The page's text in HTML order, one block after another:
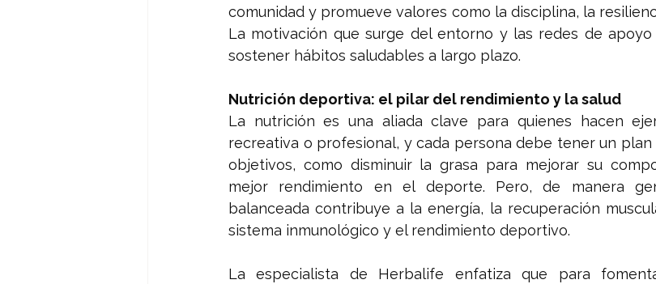
comunidad y promueve valores como la disciplina, la
La motivación que surge del entorno y las redes de
sostener hábitos saludables a largo plazo.
Nutrición deportiva: el pilar del rendimiento y la salud
La nutrición es una aliada clave para quienes hacen
recreativa o profesional, y cada persona debe tener un plan
objetivos, como disminuir la grasa para mejorar su
mejor rendimiento en el deporte. Pero, de manera
balanceada contribuye a la energía, la recuperación
sistema inmunológico y el rendimiento deportivo.
La especialista de Herbalife enfatiza que para